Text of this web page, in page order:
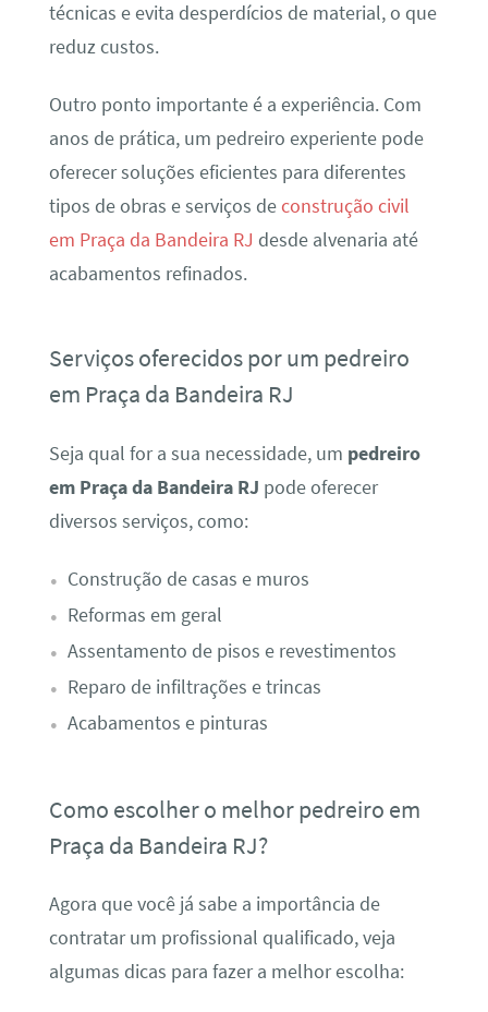
técnicas e evita desperdícios de material, o que
reduz custos.
Outro ponto importante é a experiência. Com
anos de prática, um pedreiro experiente pode
oferecer soluções eficientes para diferentes
tipos de obras e serviços deconstrução civil
em Praça da Bandeira RJ desde alvenaria até
acabamentos refinados.
Serviços oferecidos por um pedreiro
em Praça da Bandeira RJ
Seja qual for a sua necessidade, um pedreiro
em Praça da Bandeira RJ pode oferecer
diversos serviços, como:
Construção de casas e muros
Reformas em geral
Assentamento de pisos e revestimentos
Reparo de infiltrações e trincas
Acabamentos e pinturas
Como escolher o melhor pedreiro em
Praça da Bandeira RJ?
Agora que você já sabe a importância de
contratar um profissional qualificado, veja
algumas dicas para fazer a melhor escolha: